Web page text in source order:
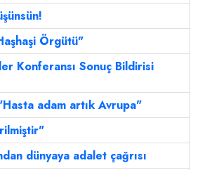
Örgütü"
Konferansı Sonuç Bildirisi
adam artık Avrupa"
dünyaya adalet çağrısı